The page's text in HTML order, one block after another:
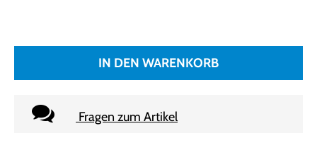
IN DEN WARENKORB
Fragen zum Artikel